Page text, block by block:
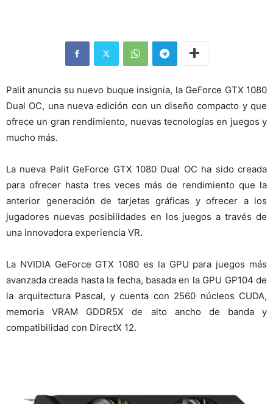
Palit anuncia su nuevo buque insignia, la GeForce GTX 1080
Dual OC, una nueva edición con un diseño compacto y que
ofrece un gran rendimiento, nuevas tecnologías en juegos y
mucho más.
La nueva Palit GeForce GTX 1080 Dual OC ha sido creada
para ofrecer hasta tres veces más de rendimiento que la
anterior generación de tarjetas gráficas y ofrecer a los
jugadores nuevas posibilidades en los juegos a través de
una innovadora experiencia VR.
La NVIDIA GeForce GTX 1080 es la GPU para juegos más
avanzada creada hasta la fecha, basada en la GPU GP104 de
la arquitectura Pascal, y cuenta con 2560 núcleos CUDA,
memoria VRAM GDDR5X de alto ancho de banda y
compatibilidad con DirectX 12.